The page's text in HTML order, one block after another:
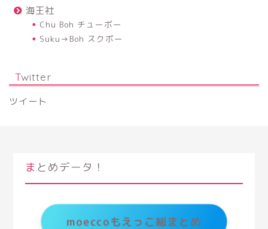
海王社
Chu Boh チューボー
Suku→Boh スクボー
Twitter
ツイート
まとめデータ！
moeccoもえっこ総まとめ